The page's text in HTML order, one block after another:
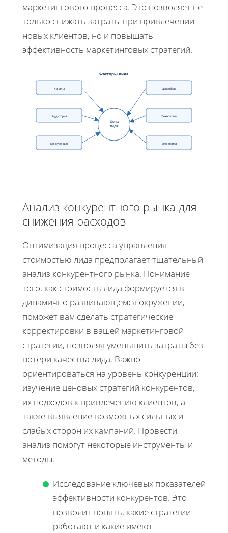
маркетингового процесса. Это позволяет не
только снижать затраты при привлечении
новых клиентов, но и повышать
эффективность маркетинговых стратегий.
Факторы лида
Каналы
Аудитория
Конкуренция
Ценообраз
Технологии
Экономика
Цена
лида
Анализ конкурентного рынка для
снижения расходов
Оптимизация процесса управления
стоимостью лида предполагает тщательный
анализ конкурентного рынка. Понимание
того, как стоимость лида формируется в
динамично развивающемся окружении,
поможет вам сделать стратегические
корректировки в вашей маркетинговой
стратегии, позволяя уменьшить затраты без
потери качества лида. Важно
ориентироваться на уровень конкуренции:
изучение ценовых стратегий конкурентов,
их подходов к привлечению клиентов, а
также выявление возможных сильных и
слабых сторон их кампаний. Провести
анализ помогут некоторые инструменты и
методы.
Исследование ключевых показателей
эффективности конкурентов. Это
позволит понять, какие стратегии
работают и какие имеют